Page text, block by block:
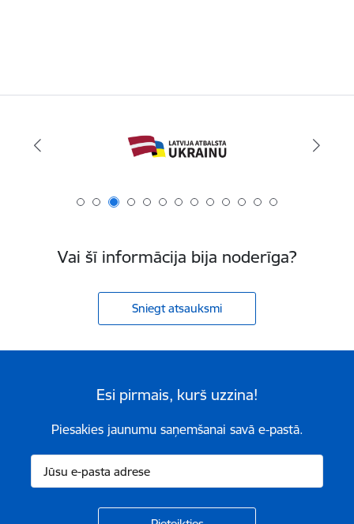
Vai šī informācija bija noderīga?
Sniegt atsauksmi
Esi pirmais, kurš uzzina!
Piesakies jaunumu saņemšanai savā e-pastā.